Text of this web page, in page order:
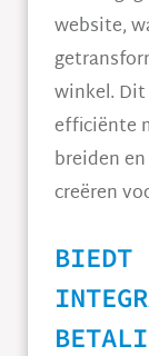
website,
winkel.
efficiënte
breiden
creëren
BIEDT